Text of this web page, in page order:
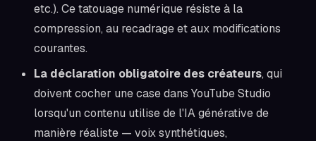
etc.). Ce tatouage numérique résiste à la
compression, au recadrage et aux modifications
courantes.
La déclaration obligatoire des créateurs, qui
doivent cocher une case dans YouTube Studio
lorsqu'un contenu utilise de l'IA générative de
manière réaliste — voix synthétiques,